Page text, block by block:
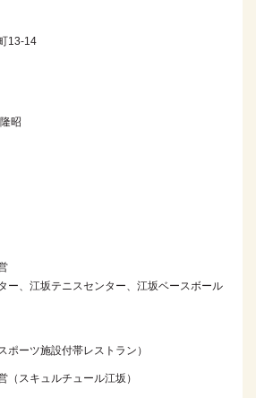
13-14
昭
ー、江坂テニスセンター、江坂ベースボール
ポーツ施設付帯レストラン）
（スキュルチュール江坂）